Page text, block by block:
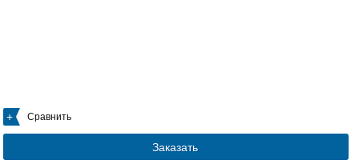
Сравнить
Заказать